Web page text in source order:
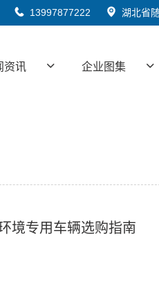
13997877222 湖北省
资讯 企业图集
境专用车辆选购指南